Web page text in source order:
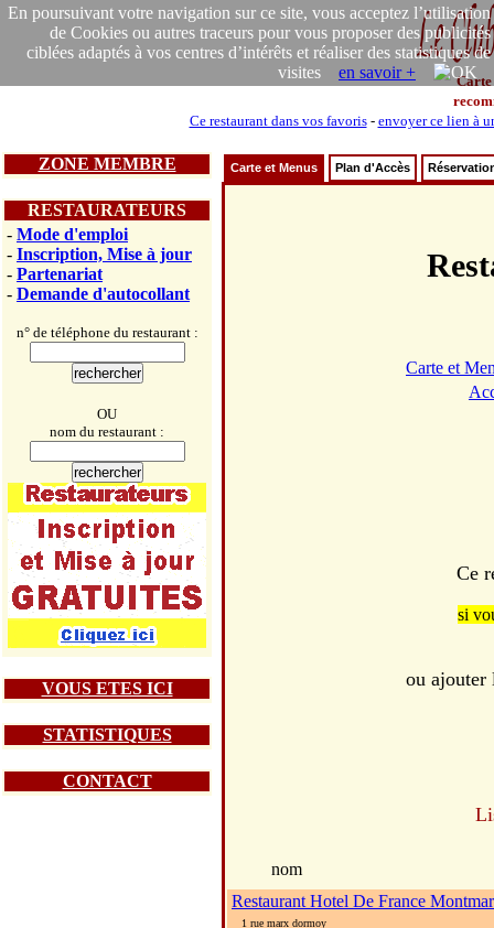
En poursuivant votre navigation sur ce site, vous acceptez l’utilisation
de Cookies ou autres traceurs pour vous proposer des publicités
ciblées adaptés à vos centres d’intérêts et réaliser des statistiques de
visites en savoir +
Carte
Ce restaurant dans vos favoris- envoyer ce lien à
ZONE MEMBRE
RESTAURATEURS
- Mode d'emploi
- Inscription, Mise à jour
- Partenariat
- Demande d'autocollant
n° de téléphone du restaurant :
OU
nom du restaurant :
VOUS ETES ICI
STATISTIQUES
CONTACT
Carte et Menus Plan d'Accès
Carte et
Ce
si
ou ajouter
nom
Restaurant Hotel De France
1 rue marx dormoy